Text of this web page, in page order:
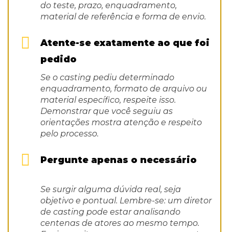
do teste, prazo, enquadramento,
material de referência e forma de envio.
Atente-se exatamente ao que foi
pedido
Se o casting pediu determinado
enquadramento, formato de arquivo ou
material específico, respeite isso.
Demonstrar que você seguiu as
orientações mostra atenção e respeito
pelo processo.
Pergunte apenas o necessário
Se surgir alguma dúvida real, seja
objetivo e pontual. Lembre-se: um diretor
de casting pode estar analisando
centenas de atores ao mesmo tempo.